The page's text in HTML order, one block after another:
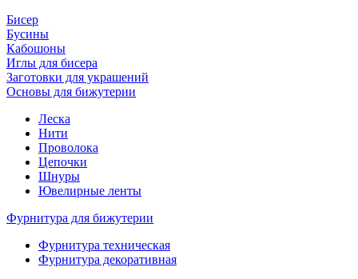
Бисер
Бусины
Кабошоны
Иглы для бисера
Заготовки для украшений
Основы для бижутерии
Леска
Нити
Проволока
Цепочки
Шнуры
Ювелирные ленты
Фурнитура для бижутерии
Фурнитура техническая
Фурнитура декоративная